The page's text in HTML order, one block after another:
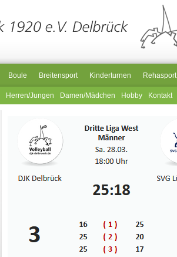
Boule Breitensport Kinderturnen Rehasport
Herren/Jungen Damen/Mädchen Hobby Kontakt